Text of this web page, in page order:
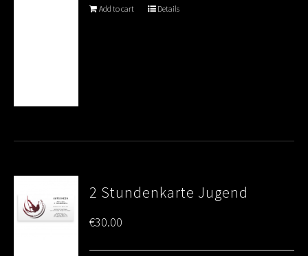
Add to cart Details
2 Stundenkarte Jugend
€30.00